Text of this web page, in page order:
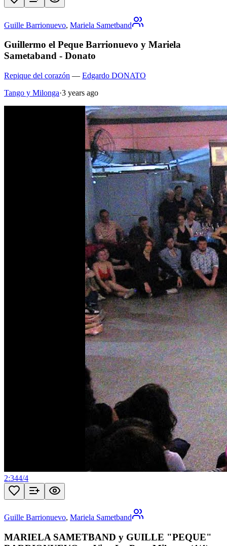
Guille Barrionuevo, Mariela Sametband
Guillermo el Peque Barrionuevo y Mariela
Sametaband - Donato
Repique del corazón — Edgardo DONATO
Tango y Milonga·3 years ago
2:344/4
Guille Barrionuevo, Mariela Sametband
MARIELA SAMETBAND y GUILLE "PEQUE"